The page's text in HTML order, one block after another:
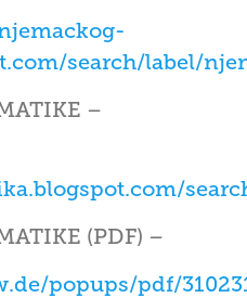
search/label/
–
(PDF) –
popups/pdf/